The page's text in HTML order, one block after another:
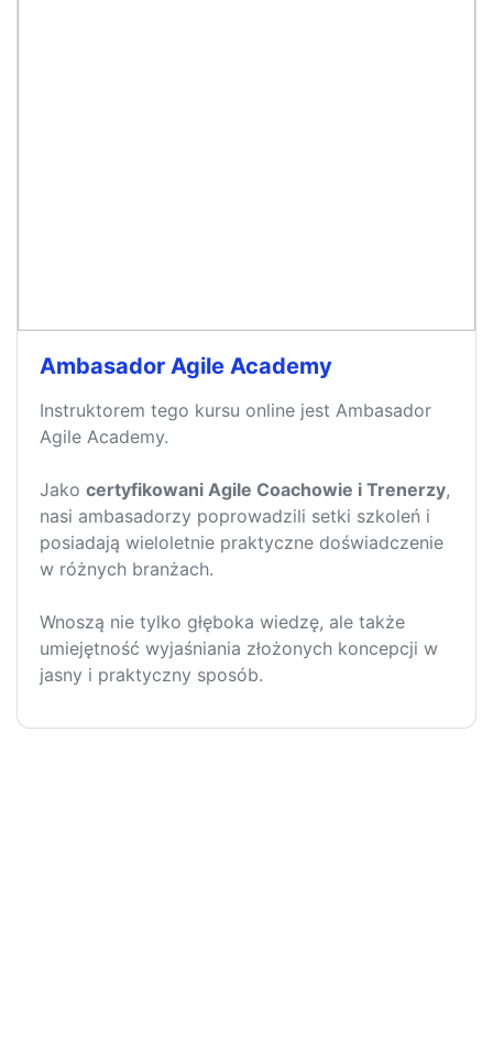
Ambasador Agile Academy
Instruktorem tego kursu online jest Ambasador
Agile Academy.
Jako certyfikowani Agile Coachowie i Trenerzy,
nasi ambasadorzy poprowadzili setki szkoleń i
posiadają wieloletnie praktyczne doświadczenie
w różnych branżach.
Wnoszą nie tylko głęboka wiedzę, ale także
umiejętność wyjaśniania złożonych koncepcji w
jasny i praktyczny sposób.